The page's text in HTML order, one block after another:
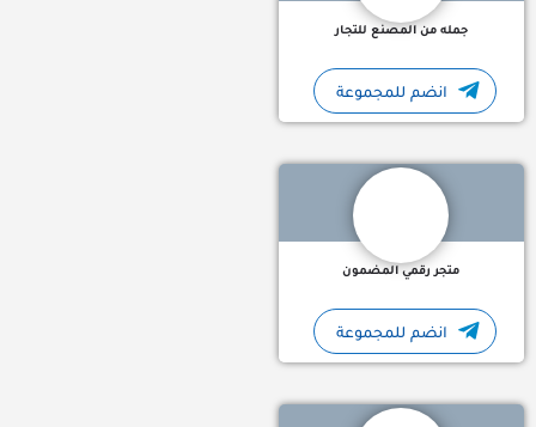
جمله من المصنع للتجار
انضم للمجموعة
متجر رقمي المضمون
مرحبا بك في متجر رقمي المضمون 🔹 هل تبحث عن رقم وهمي
انضم للمجموعة
✅ قناة جديدة ومميزة تقدم خدمات متنوعة لكل مهتم ومحتاج: